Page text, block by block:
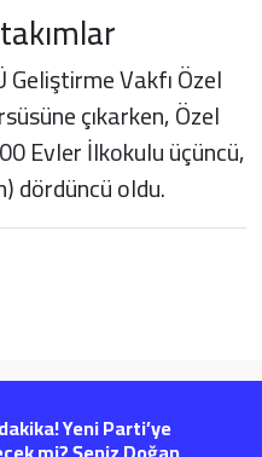
Vakfı Özel
çıkarken, Özel
Evler İlkokulu üçüncü,
dördüncü oldu.
Yeni Parti’ye